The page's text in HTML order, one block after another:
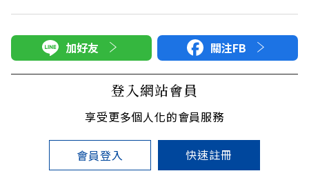
加好友 關注FB
登入網站會員
享受更多個人化的會員服務
會員登入 快速註冊